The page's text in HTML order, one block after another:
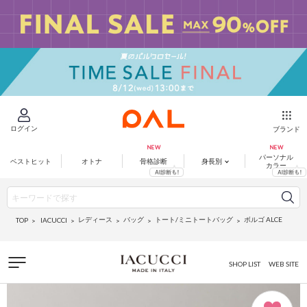
ログイン ブランド
ベストヒット オトナ 骨格診断 身長別
パーソナル
カラー
TOP IACUCCI レディース バッグ トート/ミニトートバッグ ボルゴ ALCE
SHOP LIST WEB SITE